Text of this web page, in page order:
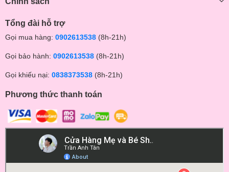
Tổng đài hỗ trợ
Gọi mua hàng: 0902613538 (8h-21h)
Gọi bảo hành: 0902613538 (8h-21h)
Gọi khiếu nại: 0838373538 (8h-21h)
Phương thức thanh toán